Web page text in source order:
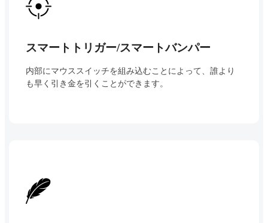
スマートトリガー/スマートバンパー
内部にマウススイッチを組み込むことによって、誰より
も早く引き金を引くことができます。